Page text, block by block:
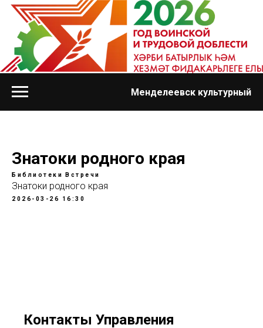
Менделеевск культурный
Знатоки родного края
Библиотеки Встречи
Знатоки родного края
2026-03-26 16:30
Контакты Управления